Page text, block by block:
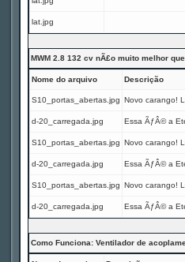
lat.jpg
MWM 2.8 132 cv nÃ£o muito melhor
Nome do arquivo Descrição
S10_portas_abertas.jpg Novo carango!
d-20_carregada.jpg Essa ÃƒÂ© a
S10_portas_abertas.jpg Novo carango!
d-20_carregada.jpg Essa ÃƒÂ© a
S10_portas_abertas.jpg Novo carango!
d-20_carregada.jpg Essa ÃƒÂ© a
Como Funciona: Ventilador de